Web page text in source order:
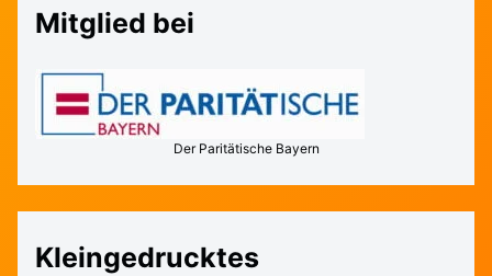
Mitglied bei
Der Paritätische Bayern
Kleingedrucktes